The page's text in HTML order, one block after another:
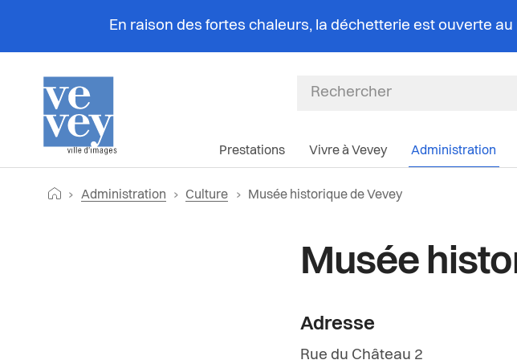
En raison des fortes chaleurs, la déchetterie est ouverte
Prestations Vivre à Vevey Administration
FilRetourner vers la page d'accueil
Administration Culture Page actuelle:
Musée historique de Vevey
Musée
Adresse
Rue du Château 2